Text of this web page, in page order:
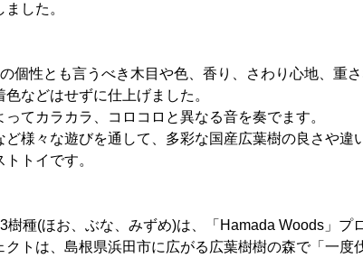
した。
個性とも言うべき木目や色、香り、さわり心地、重
などはせずに仕上げました。
てカラカラ、コロコロと異なる音を奏でます。
様々な遊びを通して、多彩な国産広葉樹の良さや違
トイです。
樹種(ほお、ぶな、みずめ)は、「Hamada Woods」プ
トは、島根県浜田市に広がる広葉樹樹の森で「一度